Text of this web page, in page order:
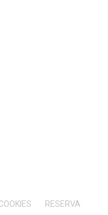
RESERVA